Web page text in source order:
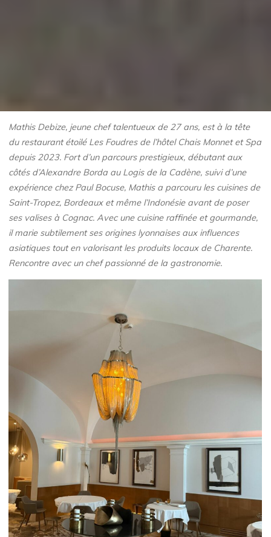
Mathis Debize, jeune chef talentueux de 27 ans, est à la tête
du restaurant étoilé Les Foudres de l’hôtel Chais Monnet et Spa
depuis 2023. Fort d’un parcours prestigieux, débutant aux
côtés d’Alexandre Borda au Logis de la Cadène, suivi d’une
expérience chez Paul Bocuse, Mathis a parcouru les cuisines de
Saint-Tropez, Bordeaux et même l’Indonésie avant de poser
ses valises à Cognac. Avec une cuisine raffinée et gourmande,
il marie subtilement ses origines lyonnaises aux influences
asiatiques tout en valorisant les produits locaux de Charente.
Rencontre avec un chef passionné de la gastronomie.